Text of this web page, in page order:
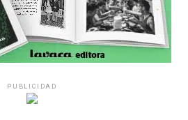
PUBLICIDAD